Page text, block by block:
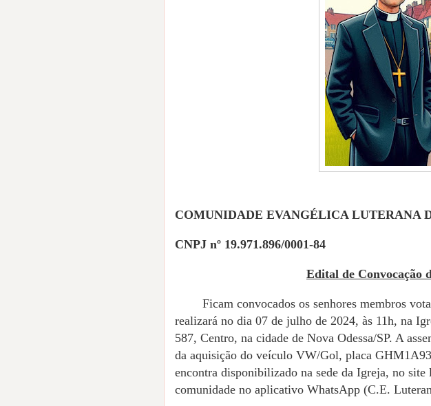
COMUNIDADE EVANGÉLICA LUTERANA
CNPJ nº 19.971.896/0001-84
Edital de Convocação
Ficam convocados os senhores membros
realizará no dia 07 de julho de 2024, às 11h, na
587, Centro, na cidade de Nova Odessa/SP. A
da aquisição do veículo VW/Gol, placa
encontra disponibilizado na sede da Igreja, no
comunidade no aplicativo WhatsApp (C.E.